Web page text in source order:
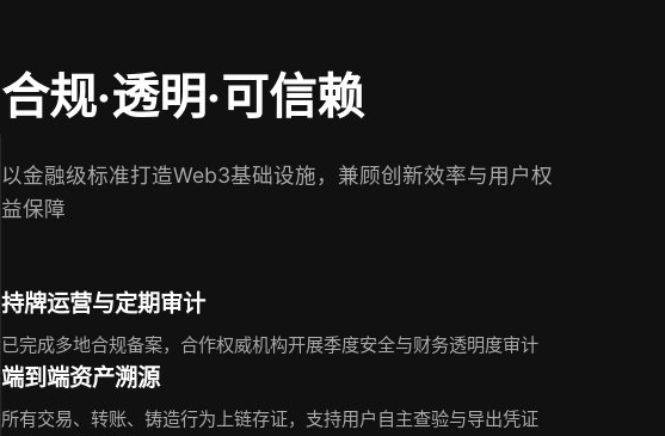
合规·透明·可信赖
以金融级标准打造Web3基础设施，兼顾创新效率与用户权
益保障
持牌运营与定期审计
已完成多地合规备案，合作权威机构开展季度安全与财务透明度审计
端到端资产溯源
所有交易、转账、铸造行为上链存证，支持用户自主查验与导出凭证